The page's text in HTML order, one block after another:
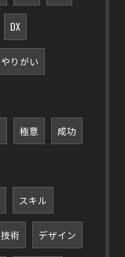
DX
やりがい
極意 成功
スキル
技術 デザイン